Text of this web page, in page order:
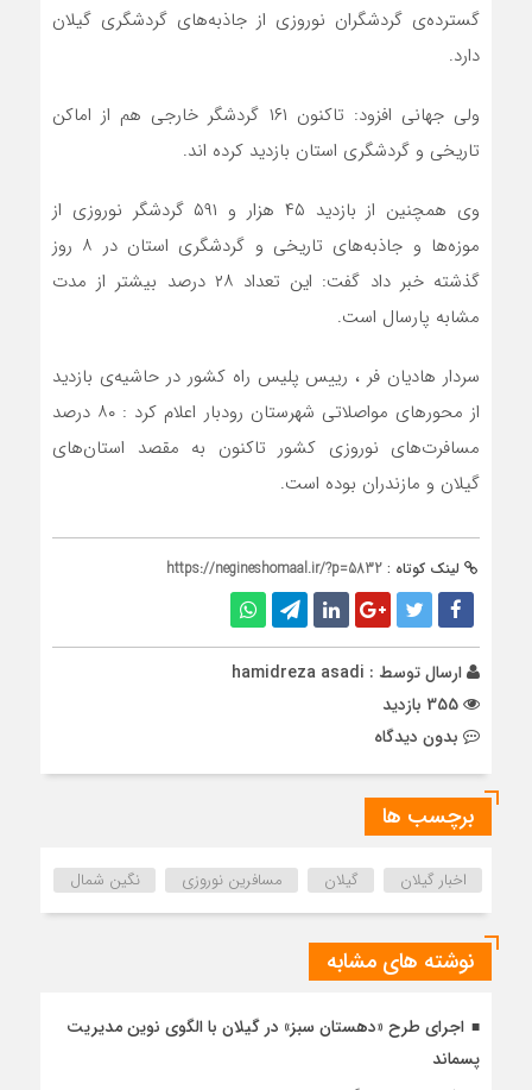
گسترده‌ی گردشگران نوروزی از جاذبه‌های گردشگری گیلان
دارد.
ولی جهانی افزود: تاکنون ۱۶۱ گردشگر خارجی هم از اماکن
تاریخی و گردشگری استان بازدید کرده اند.
وی همچنین از بازدید ۴۵ هزار و ۵۹۱ گردشگر نوروزی از
موزه‌ها و جاذبه‌های تاریخی و گردشگری استان در ۸ روز
گذشته خبر داد گفت: این تعداد ۲۸ درصد بیشتر از مدت
مشابه پارسال است.
سردار هادیان فر ، رییس پلیس راه کشور در حاشیه‌ی بازدید
از محور‌های مواصلاتی شهرستان رودبار اعلام کرد : ۸۰ درصد
مسافرت‌های نوروزی کشور تاکنون به مقصد استان‌های
گیلان و مازندران بوده است.
لینک کوتاه : https://negineshomaal.ir/?p=5832
ارسال توسط : hamidreza asadi
بدون دیدگاه
برچسب ها
اخبار گیلان گیلان مسافرین نوروزی نگین شمال
نوشته های مشابه
اجرای طرح «دهستان سبز» در گیلان با الگوی نوین مدیریت
پسماند